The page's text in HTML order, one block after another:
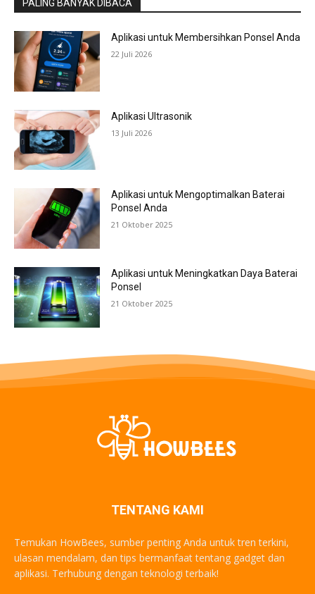
PALING BANYAK DIBACA
Aplikasi untuk Membersihkan Ponsel Anda
22 Juli 2026
Aplikasi Ultrasonik
13 Juli 2026
Aplikasi untuk Mengoptimalkan Baterai
Ponsel Anda
21 Oktober 2025
Aplikasi untuk Meningkatkan Daya Baterai
Ponsel
21 Oktober 2025
TENTANG KAMI
Temukan HowBees, sumber penting Anda untuk tren terkini,
ulasan mendalam, dan tips bermanfaat tentang gadget dan
aplikasi. Terhubung dengan teknologi terbaik!